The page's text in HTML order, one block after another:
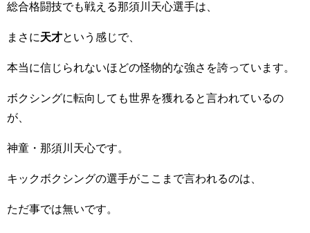
総合格闘技でも戦える那須川天心選手は、
まさに天才という感じで、
本当に信じられないほどの怪物的な強さを誇っています。
ボクシングに転向しても世界を獲れると言われているの
が、
神童・那須川天心です。
キックボクシングの選手がここまで言われるのは、
ただ事では無いです。